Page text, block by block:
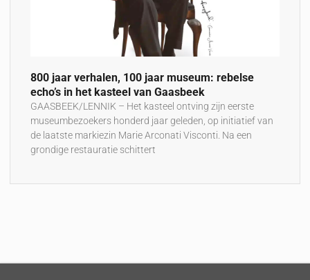
800 jaar verhalen, 100 jaar museum: rebelse
echo’s in het kasteel van Gaasbeek
GAASBEEK/LENNIK – Het kasteel ontving zijn eerste
museumbezoekers honderd jaar geleden, op initiatief van
de laatste markiezin Marie Arconati Visconti. Na een
grondige restauratie schittert